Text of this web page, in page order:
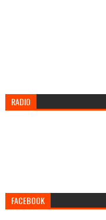
RADIO
FACEBOOK